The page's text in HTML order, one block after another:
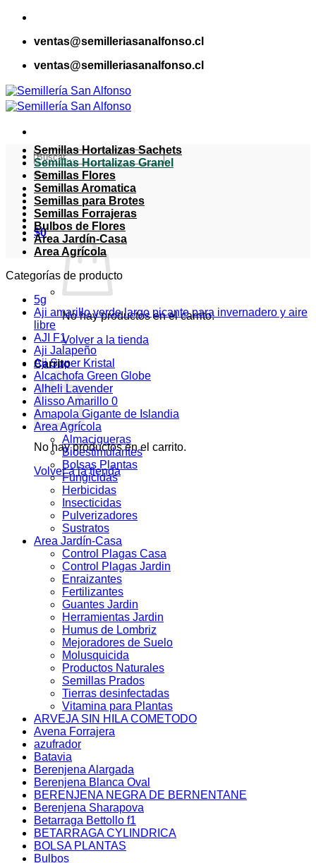
Saltar
contenidoventas@semilleriasanalfonso.cl
ventas@semilleriasanalfonso.cl
Buscar
por:
$0
No hay productos en el carrito.
Volver a la tienda
Carrito
No hay productos en el carrito.
Volver a la tienda
Semillas Hortalizas Sachets
Semillas Hortalizas Granel
Semillas Flores
Semillas Aromatica
Semillas para Brotes
Semillas Forrajeras
Bulbos de Flores
Area Jardín-Casa
Area Agrícola
Categorías de producto
5g
Aji amarillo verde largo picante para invernadero y aire
libre
AJI F1
Aji Jalapeño
Aji Super Kristal
Alcachofa Green Globe
Alheli Lavender
Alisso Amarillo 0
Amapola Gigante de Islandia
Area Agrícola
Almacigueras
Bioestimulantes
Bolsas Plantas
Fungicidas
Herbicidas
Insecticidas
Pulverizadores
Sustratos
Area Jardín-Casa
Control Plagas Casa
Control Plagas Jardin
Enraizantes
Fertilizantes
Guantes Jardin
Herramientas Jardin
Humus de Lombriz
Mejoradores de Suelo
Molusquicida
Productos Naturales
Semillas Prados
Tierras desinfectadas
Vitamina para Plantas
ARVEJA SIN HILA COMETODO
Avena Forrajera
azufrador
Batavia
Berenjena Alargada
Berenjena Blanca Oval
BERENJENA NEGRA DE BERNENTANE
Berenjena Sharapova
Betarraga Bettollo f1
BETARRAGA CYLINDRICA
BOLSA PLANTAS
Bulbos